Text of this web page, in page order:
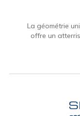
La géométrie
offre un